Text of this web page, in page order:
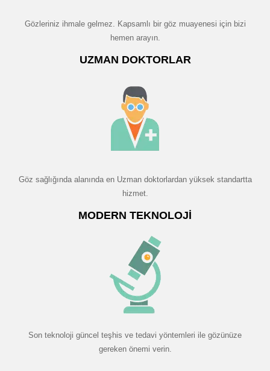
Gözleriniz ihmale gelmez. Kapsamlı bir göz muayenesi için bizi
hemen arayın.
UZMAN DOKTORLAR
Göz sağlığında alanında en Uzman doktorlardan yüksek standartta
hizmet.
MODERN TEKNOLOJI
Son teknoloji güncel teşhis ve tedavi yöntemleri ile gözünüze
gereken önemi verin.